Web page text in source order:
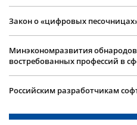
Закон о «цифровых
Минэкономразвития
востребованных профессий в
Российским разработчикам